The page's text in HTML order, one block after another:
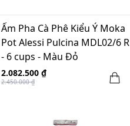
Ấm Pha Cà Phê Kiểu Ý Moka
Pot Alessi Pulcina MDL02/6 R
- 6 cups - Màu Đỏ
2.082.500 ₫
2.450.000 ₫